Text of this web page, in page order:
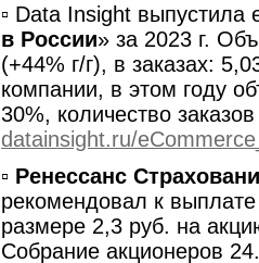
▫️ Data Insight выпустила
в России» за 2023 г.
(+44% г/г), в заказах:
компании, в этом году
30%, количество
datainsight.ru/
▫️ Ренессанс
рекомендовал к
размере 2,3 руб. на
Собрание акционеров